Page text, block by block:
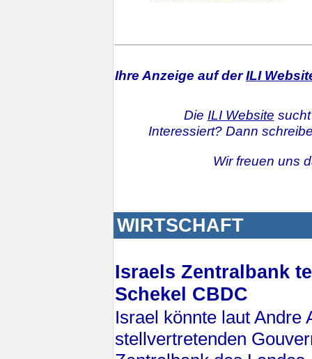
Ihre Anzeige auf derILI
Die ILI Website
Interessiert? Dann
Wir freuen uns
WIRTSCHAFT
Israels Zentralbank
Schekel CBDC
Israel könnte laut Andre
stellvertretenden